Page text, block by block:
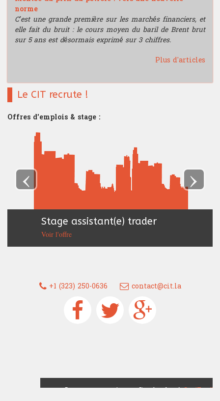
norme
C’est une grande première sur les marchés financiers, et
elle fait du bruit : le cours moyen du baril de Brent brut
sur 5 ans est désormais exprimé sur 3 chiffres.
Plus d'articles
Le CIT recrute !
Offres d'emplois & stage :
Stage assistant(e) trader
Voir l'offre
‹ ›
+1 (323) 250-0636 contact@cit.la
Devenez un trader confirmé grâce àCap'Trading